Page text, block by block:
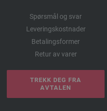
Spørsmål og svar
Leveringskostnader
Betalingsformer
Retur av varer
TREKK DEG FRA
AVTALEN